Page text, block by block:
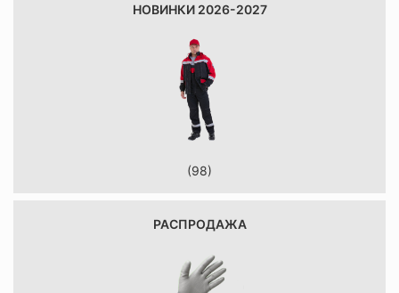
НОВИНКИ 2026-2027
(98)
РАСПРОДАЖА